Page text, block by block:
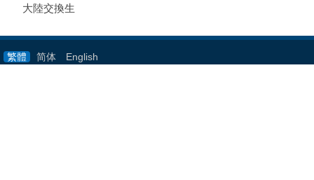
大陸交換生
繁體 简体 English